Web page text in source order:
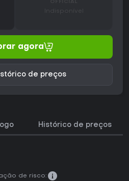
Indisponível
agora
de preços
Histórico de preços
de risco: